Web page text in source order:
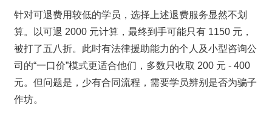
针对可退费用较低的学员，选择上述退费服务显然不划
算。以可退 2000 元计算，最终到手可能只有 1150 元，
被打了五八折。此时有法律援助能力的个人及小型咨询公
司的“一口价”模式更适合他们，多数只收取 200 元 - 400
元。但问题是，少有合同流程，需要学员辨别是否为骗子
作坊。